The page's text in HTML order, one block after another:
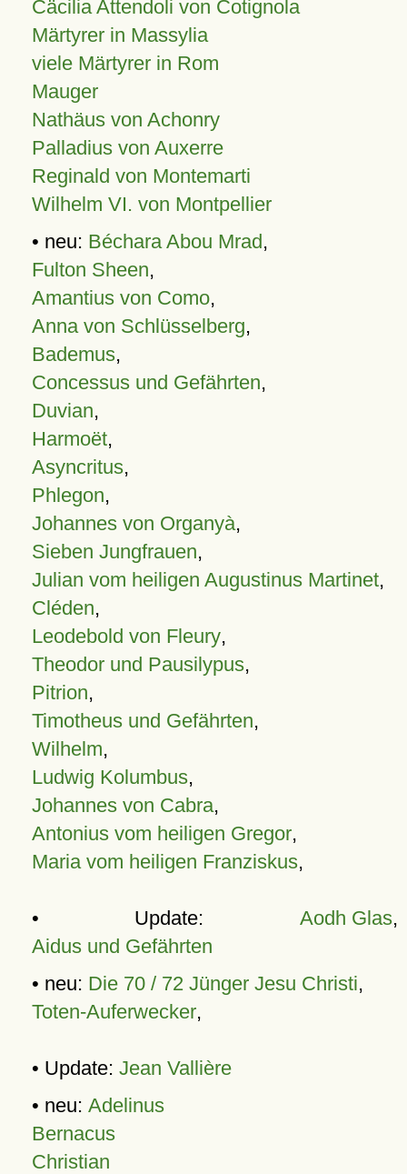
Cäcilia Attendoli von Cotignola
Märtyrer in Massylia
viele Märtyrer in Rom
Mauger
Nathäus von Achonry
Palladius von Auxerre
Reginald von Montemarti
Wilhelm VI. von Montpellier
• neu: Béchara Abou Mrad,
Fulton Sheen,
Amantius von Como,
Anna von Schlüsselberg,
Bademus,
Concessus und Gefährten,
Duvian,
Harmoët,
Asyncritus,
Phlegon,
Johannes von Organyà,
Sieben Jungfrauen,
Julian vom heiligen Augustinus Martinet,
Cléden,
Leodebold von Fleury,
Theodor und Pausilypus,
Pitrion,
Timotheus und Gefährten,
Wilhelm,
Ludwig Kolumbus,
Johannes von Cabra,
Antonius vom heiligen Gregor,
Maria vom heiligen Franziskus,
• Update: Aodh Glas,
Aidus und Gefährten
• neu: Die 70 / 72 Jünger Jesu Christi,
Toten-Auferwecker,
• Update: Jean Vallière
• neu: Adelinus
Bernacus
Christian